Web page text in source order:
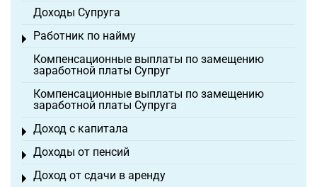
Доходы Супруга
Работник по найму
Toggle menu
Компенсационные выплаты по замещению
заработной платы Супруг
Компенсационные выплаты по замещению
заработной платы Супруга
Доход с капитала
Toggle menu
Доходы от пенсий
Toggle menu
Доход от сдачи в аренду
Toggle menu